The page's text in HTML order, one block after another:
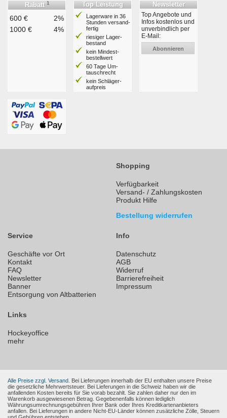
Rabatt 1
600 €
2%
1000 €
4%
Top Leistung
Lagerware in 36
Stunden ver­sand­
fertig
riesiger Lager­
bestand
kein Mindest­
bestell­wert
60 Tage Um­
tausch­recht
kein Schläger­
aufpreis
Newsletter
Top Angebote und
Infos kostenlos und
unverbindlich per
E-Mail:
Abonnieren
Shopping
Verfügbarkeit
Versand- / Zahlungskosten
Produkt Hilfe
Bestellung widerrufen
Service
Geschäfte vor Ort
Kontakt
FAQ
Newsletter
Banner
Entsorgung von Altbatterien
Info
Datenschutz
AGB
Widerruf
Barrierefreiheit
Impressum
Links
Hockeyoffice
mehr
Alle Preise zzgl. Versand. Bei Lieferungen innerhalb der EU enthalten unsere Preise
die gesetzliche Mehrwertsteuer. Bei Lieferungen in die Schweiz haben wir die
anfallenden Kosten bereits für Sie vorab bezahlt. Sie zahlen daher nur den im
Warenkorb ausgewiesenen Betrag. Gegebenenfalls können lediglich
Währungsumrechnungsgebühren Ihrer Bank oder Ihres Kreditkartenanbieters
anfallen. Bei Lieferungen in andere Nicht-EU-Länder können zusätzliche Zölle, Steuern